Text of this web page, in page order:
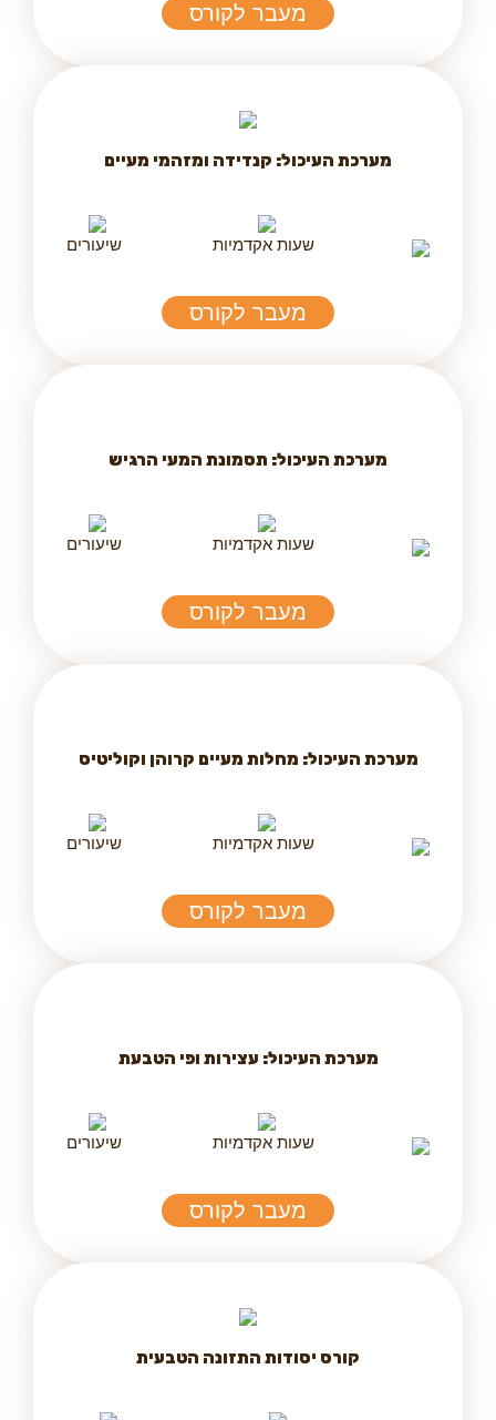
מעבר לקורס
מערכת העיכול: קנדידה ומזהמי מעיים
שעות אקדמיות שיעורים
מעבר לקורס
מערכת העיכול: תסמונת המעי הרגיש
שעות אקדמיות שיעורים
מעבר לקורס
מערכת העיכול: מחלות מעיים קרוהן וקוליטיס
שעות אקדמיות שיעורים
מעבר לקורס
מערכת העיכול: עצירות ופי הטבעת
שעות אקדמיות שיעורים
מעבר לקורס
קורס יסודות התזונה הטבעית